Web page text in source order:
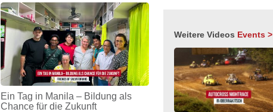
Ein Tag in Manila – Bildung als
Chance für die Zukunft
Weitere Videos Events >